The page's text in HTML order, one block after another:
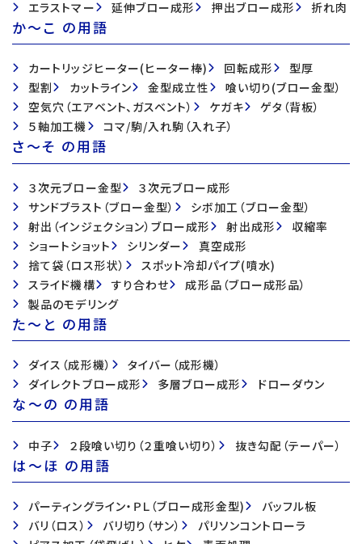
エラストマー
延伸ブロー成形 押出ブロー成形 折れ肉
か〜こ の用語
カートリッジヒーター(ヒーター棒) 回転成形
型厚
型割
カットライン 金型成立性
喰い切り(ブロー金型）
空気穴（エアベント、ガスベント）
ケガキ
ゲタ（背板）
５軸加工機
コマ/駒/入れ駒（入れ子）
さ〜そ の用語
３次元ブロー金型
３次元ブロー成形
サンドブラスト（ブロー金型）
シボ加工（ブロー金型）
射出（インジェクション）ブロー成形
射出成形
収縮率
ショートショット
シリンダー
真空成形
捨て袋（ロス形状）
スポット冷却パイプ(噴水)
スライド機構
すり合わせ
成形品（ブロー成形品）
製品のモデリング
た〜と の用語
ダイス（成形機）
タイバー（成形機）
ダイレクトブロー成形
多層ブロー成形 ドローダウン
な〜の の用語
中子 ２段喰い切り（２重喰い切り） 抜き勾配（テーパー）
は〜ほ の用語
パーティングライン・ＰＬ（ブロー成形金型)
バッフル板
バリ（ロス）
バリ切り（サン）
パリソンコントローラ